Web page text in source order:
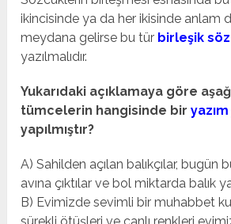
ikincisinde ya da her ikisinde anlam
meydana gelirse bu tür birleşik
yazılmalıdır.
Yukarıdaki açıklamaya göre
tümcelerin hangisinde biryazım
yapılmıştır?
A) Sahilden açılan balıkçılar, bugün
avına çıktılar ve bol miktarda balık
B) Evimizde sevimli bir muhabbet